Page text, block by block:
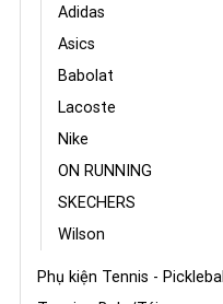
Adidas
Asics
Babolat
Lacoste
Nike
ON RUNNING
SKECHERS
Wilson
Phụ kiện Tennis - Pickleball